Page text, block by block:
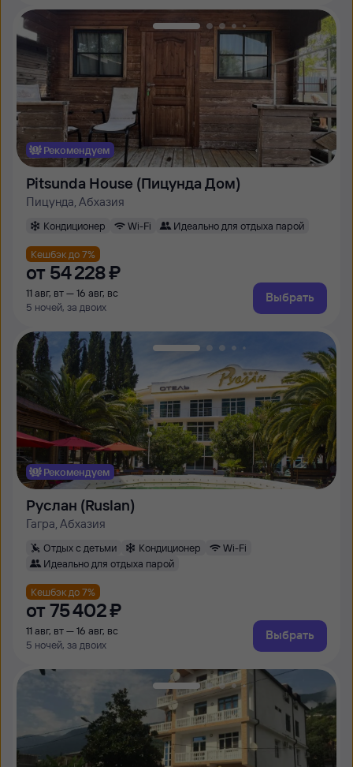
Рекомендуем
Pitsunda House (Пицунда Дом)
Пицунда, Абхазия
Кондиционер Wi-Fi Идеально для отдыха парой
Кешбэк до 7%
от 54 ⁠228 ⁠₽
11 авг, вт — 16 авг, вс
5 ночей, за двоих
Выбрать
Рекомендуем
Руслан (Ruslan)
Гагра, Абхазия
Отдых с детьми Кондиционер
Wi-Fi
Идеально для отдыха парой
Кешбэк до 7%
от 75 ⁠402 ⁠₽
11 авг, вт — 16 авг, вс
5 ночей, за двоих
Выбрать